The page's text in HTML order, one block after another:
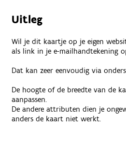
Uitleg
Wil je dit kaartje op je eigen
als link in je e-mailhandtekening
Dat kan zeer eenvoudig via
De hoogte of de breedte van de
aanpassen.
De andere attributen dien je
anders de kaart niet werkt.